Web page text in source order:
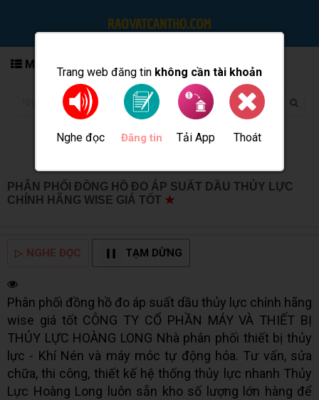
Trang web đăng tin không cần tài khoản
Nghe đọc Đăng tin Tải App Thoát
MENU
PHÂN PHỐI ĐỒNG HỒ ĐO ÁP SUẤT DẦU THỦY LỰC
CHÍNH HÃNG WISE GIÁ TỐT ★
▷ NGHE ĐỌC TẠM DỪNG
Phân phối đồng hồ đo áp suất dầu thủy lực chính hãng
wise giá tốt CÔNG TY CỔ PHẦN MÁY VÀ THIẾT BỊ
THỦY LỰC HOÀNG LONG Nhà phân phối thiết bị thủy
lực - Khí Nén và máy móc tự động hóa. Tư vấn, sửa
chữa, thi công, thiết kế hệ thống thủy lực nhanh Thủy
Lực Hoàng Long luôn sẵn kho số lượng lớn hàng để